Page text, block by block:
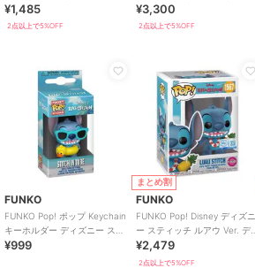
ー ブラインドボックス
¥1,485
2点以上で5%OFF
個セット ディズニー
¥3,300
2点以上で5%OFF
FUNKO
FUNKO Pop! ポップ Keychain
キーホルダー ディズニー ステ
ィッチ 浮き輪
¥999
まとめ割
FUNKO
FUNKO Pop! Disney ディズニ
ー スティッチ ルアウ Ver. デ
ィズニー
¥2,479
2点以上で5%OFF